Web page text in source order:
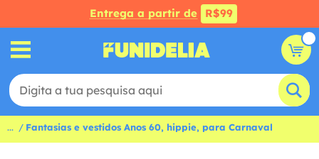
Entrega a partir de R$99
... Fantasias e vestidos Anos 60, hippie, para Carnaval